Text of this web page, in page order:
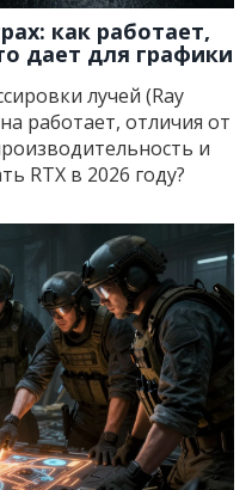
как работает,
дает для графики
лучей (Ray
работает, отличия от
и
RTX в 2026 году?